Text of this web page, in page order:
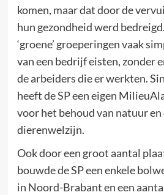
komen, maar dat door de
hun gezondheid werd
‘groene’ groeperingen vaak
van een bedrijf eisten, zonder
de arbeiders die er werkten.
heeft de SP een eigen
voor het behoud van natuur en
dierenwelzijn.
Ook door een groot aantal
bouwde de SP een enkele
in Noord-Brabant en een